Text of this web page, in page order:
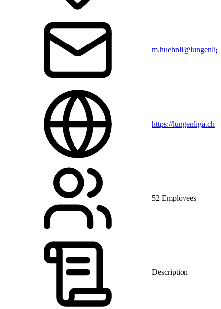
https://lungenliga.ch
52 Employees
Description